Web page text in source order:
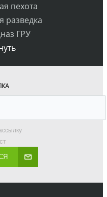
пехота
разведка
ГРУ